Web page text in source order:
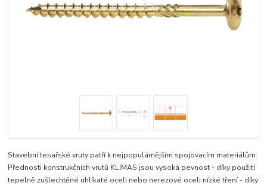
Stavební tesařské vruty patří k nejpopulárnějším spojovacím materiálům.
Přednosti konstrukčních vrutů KLIMAS jsou vysoká pevnost - díky použití
tepelně zušlechtěné uhlíkaté oceli nebo nerezové oceli nízké tření - díky